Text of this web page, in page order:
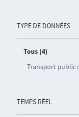
TYPE DE DONNÉES
Tous (4)
Transport public
TEMPS RÉEL